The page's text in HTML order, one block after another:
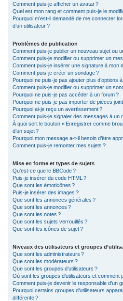
Comment puis-je afficher un avatar ?
Quel est mon rang et comment puis-je le
Pourquoi m’est-il demandé de me connecter
d’un utilisateur ?
Problèmes de publication
Comment puis-je publier un nouveau sujet ou
Comment puis-je modifier ou supprimer un
Comment puis-je insérer une signature à mon
Comment puis-je créer un sondage ?
Pourquoi ne puis-je pas ajouter plus d’options
Comment puis-je modifier ou supprimer un
Pourquoi ne puis-je pas accéder à un forum ?
Pourquoi ne puis-je pas importer de pièces
Pourquoi ai-je reçu un avertissement ?
Comment puis-je signaler des messages à un
À quoi sert le bouton « Enregistrer comme
d’un sujet ?
Pourquoi mon message a-t-il besoin d’être
Comment puis-je remonter mes sujets ?
Mise en forme et types de sujets
Qu’est-ce que le BBCode ?
Puis-je insérer du code HTML ?
Que sont les émoticônes ?
Puis-je insérer des images ?
Que sont les annonces générales ?
Que sont les annonces ?
Que sont les notes ?
Que sont les sujets verrouillés ?
Que sont les icônes de sujet ?
Niveaux des utilisateurs et groupes
Que sont les administrateurs ?
Que sont les modérateurs ?
Que sont les groupes d’utilisateurs ?
Où sont les groupes d’utilisateurs et comment
Comment puis-je devenir le responsable d’un
Pourquoi certains groupes d’utilisateurs
différente ?